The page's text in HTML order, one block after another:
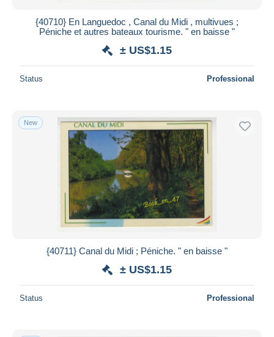
{40710} En Languedoc , Canal du Midi , multivues ;
Péniche et autres bateaux tourisme. " en baisse "
± US$1.15
Status Professional
New
{40711} Canal du Midi ; Péniche. " en baisse "
± US$1.15
Status Professional